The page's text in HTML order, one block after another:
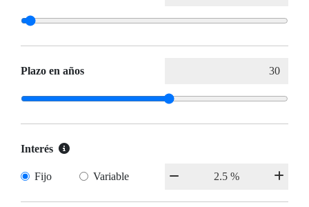
Plazo en años
Interés
Fijo Variable